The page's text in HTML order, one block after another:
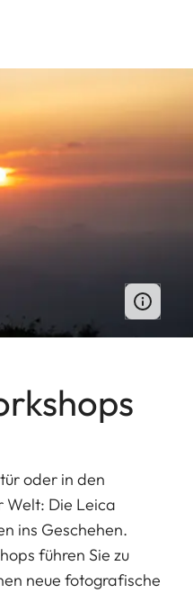
oder in den
Welt: Die Leica
ins Geschehen.
führen Sie zu
neue fotografische